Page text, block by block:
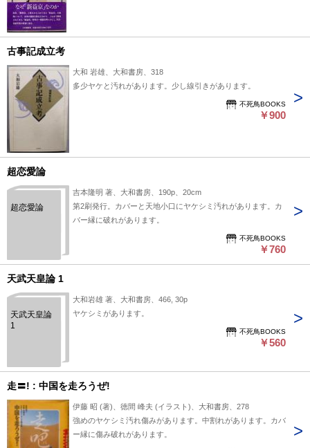
古事記成立考
大和 岩雄、大和書房、318
多少ヤケと汚れがあります。少し線引きがあります。
不死鳥BOOKS
￥900
超恋愛論
超恋愛論
吉本隆明 著、大和書房、190p、20cm
第2刷発行。カバーと天地小口にヤケシミ汚れがあります。カ
バー縁に破れがあります。
不死鳥BOOKS
￥760
天武天皇論 1
天武天皇論
1
大和岩雄 著、大和書房、466, 30p
ヤケシミがあります。
不死鳥BOOKS
￥560
走〓! : 中国を走ろうぜ!
伊藤 昭 (著)、徳間 峰夫 (イラスト)、大和書房、278
強めのヤケシミ汚れ傷みがあります。中割れがあります。カバ
ー縁に傷み破れがあります。